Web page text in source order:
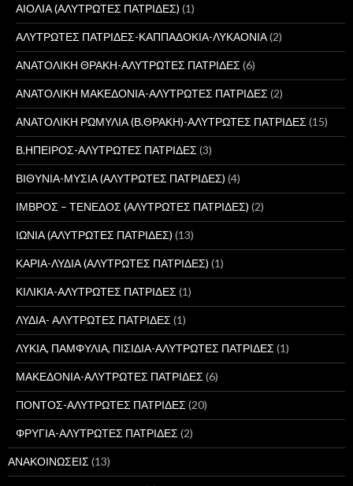
ΑΙΟΛΙΑ (ΑΛΥΤΡΩΤΕΣ ΠΑΤΡΙΔΕΣ) (1)
ΑΛΥΤΡΩΤΕΣ ΠΑΤΡΙΔΕΣ-ΚΑΠΠΑΔΟΚΙΑ-ΛΥΚΑΟΝΙΑ(2)
ΑΝΑΤΟΛΙΚΗ ΘΡΑΚΗ-ΑΛΥΤΡΩΤΕΣ ΠΑΤΡΙΔΕΣ (6)
ΑΝΑΤΟΛΙΚΗ ΜΑΚΕΔΟΝΙΑ-ΑΛΥΤΡΩΤΕΣ ΠΑΤΡΙΔΕΣ (2)
ΑΝΑΤΟΛΙΚΗ ΡΩΜΥΛΙΑ (Β.ΘΡΑΚΗ)-ΑΛΥΤΡΩΤΕΣ ΠΑΤΡΙΔΕΣ (15)
Β.ΗΠΕΙΡΟΣ-ΑΛΥΤΡΩΤΕΣ ΠΑΤΡΙΔΕΣ (3)
ΒΙΘΥΝΙΑ-ΜΥΣΙΑ (ΑΛΥΤΡΩΤΕΣ ΠΑΤΡΙΔΕΣ) (4)
ΙΜΒΡΟΣ – ΤΕΝΕΔΟΣ (ΑΛΥΤΡΩΤΕΣ ΠΑΤΡΙΔΕΣ) (2)
ΙΩΝΙΑ (ΑΛΥΤΡΩΤΕΣ ΠΑΤΡΙΔΕΣ) (13)
ΚΑΡΙΑ-ΛΥΔΙΑ (ΑΛΥΤΡΩΤΕΣ ΠΑΤΡΙΔΕΣ) (1)
ΚΙΛΙΚΙΑ-ΑΛΥΤΡΩΤΕΣ ΠΑΤΡΙΔΕΣ (1)
ΛΥΔΙΑ- ΑΛΥΤΡΩΤΕΣ ΠΑΤΡΙΔΕΣ (1)
ΛΥΚΙΑ, ΠΑΜΦΥΛΙΑ, ΠΙΣΙΔΙΑ-ΑΛΥΤΡΩΤΕΣ ΠΑΤΡΙΔΕΣ (1)
ΜΑΚΕΔΟΝΙΑ-ΑΛΥΤΡΩΤΕΣ ΠΑΤΡΙΔΕΣ (6)
ΠΟΝΤΟΣ-ΑΛΥΤΡΩΤΕΣ ΠΑΤΡΙΔΕΣ (20)
ΦΡΥΓΙΑ-ΑΛΥΤΡΩΤΕΣ ΠΑΤΡΙΔΕΣ (2)
ΑΝΑΚΟΙΝΩΣΕΙΣ (13)